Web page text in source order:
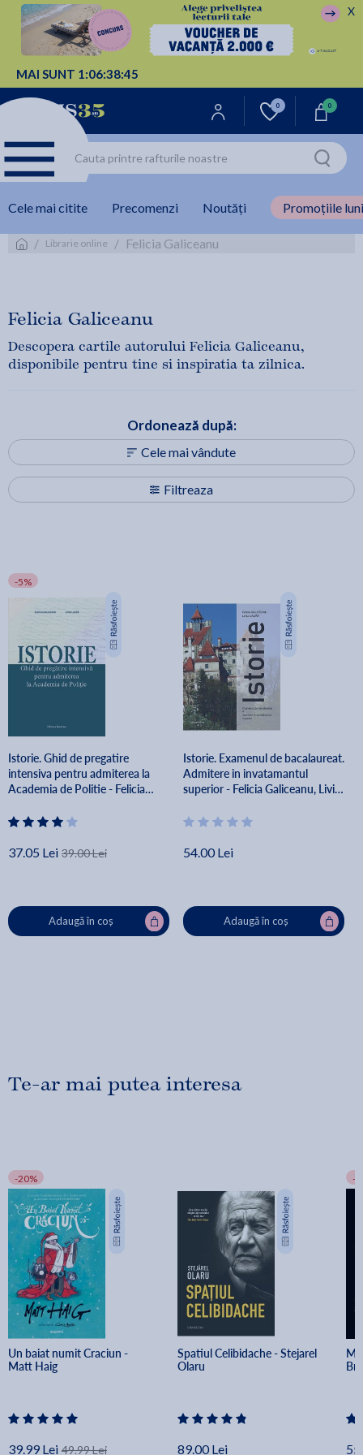
MAI SUNT 1:06:38:44
X
0 0
Cele mai citite Precomenzi Noutăți Promoțiile
/ Librarie online / Felicia Galiceanu
Felicia Galiceanu
Descopera cartile autorului Felicia Galiceanu,
disponibile pentru tine si inspiratia ta zilnica.
Filtreaza
Ordonează după:
Cele mai vândute
-5%
Istorie. Ghid de pregatire
intensiva pentru admiterea la
Academia de Politie - Felicia
37.05 Lei 39.00 Lei
Adaugă în coș
Istorie. Examenul de bacalaureat.
Admitere in invatamantul
superior - Felicia Galiceanu, Liviu
54.00 Lei
Adaugă în coș
Te-ar mai putea interesa
-20%
Un baiat numit Craciun -
Matt Haig
39.99 Lei 49.99 Lei
Spatiul Celibidache - Stejarel
Olaru
89.00 Lei
-